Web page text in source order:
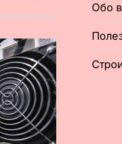
Обо